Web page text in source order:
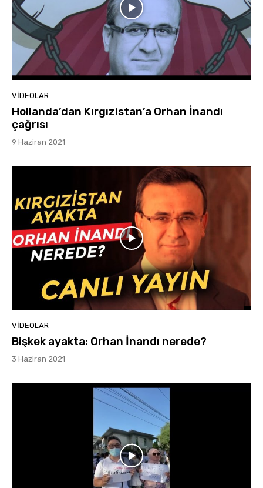
VIDEOLAR
Hollanda’dan Kırgızistan’a Orhan İnandı
çağrısı
9 Haziran 2021
VIDEOLAR
Bişkek ayakta: Orhan İnandı nerede?
3 Haziran 2021